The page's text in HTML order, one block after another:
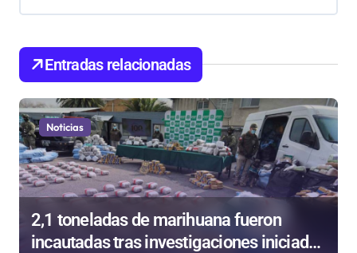
ó
e
e
n
t
r
Entradas relacionadas
Noticias
2,1 toneladas de marihuana fueron
incautadas tras investigaciones iniciadas